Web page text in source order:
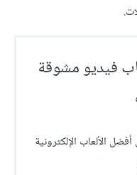
فيديو مشوقة
الألعاب الإلكترونية